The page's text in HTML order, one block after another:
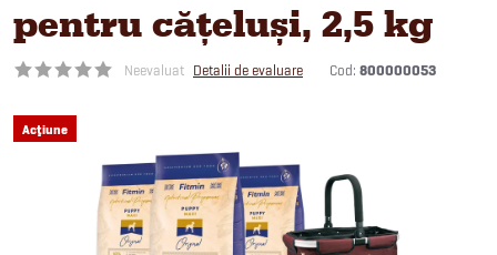
pentru cățeluși, 2,5 kg
Neevaluat Detalii de evaluare Cod: 800000053
Acţiune